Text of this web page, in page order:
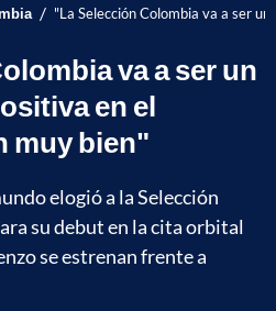
/ "La Selección Colombia va a ser
va a ser un
en el
muy bien"
elogió a la Selección
su debut en la cita orbital
se estrenan frente a